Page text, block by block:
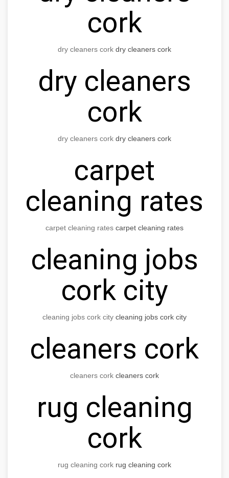
cork
dry cleaners cork dry cleaners cork
dry cleaners
cork
dry cleaners cork dry cleaners cork
carpet
cleaning rates
carpet cleaning rates carpet cleaning rates
cleaning jobs
cork city
cleaning jobs cork city cleaning jobs cork city
cleaners cork
cleaners cork cleaners cork
rug cleaning
cork
rug cleaning cork rug cleaning cork